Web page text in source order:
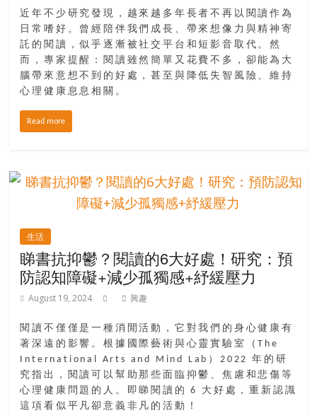
人
生
下
半
場，
銀
島
各
齡
銀
髮
的
大
人
們
結
伴
歷
險，
近年不少研究發現，越來越多年長者不再以閱讀作為
日常嗜好。曾經陪伴我們成長、帶來想像力與精神寄
託的閱讀，似乎逐漸被社交平台和短影音取代。然
而，專家提醒：閱讀雖然簡單又花費不多，卻能為大
腦帶來意想不到的好處，甚至與降低失智風險、維持
心理健康息息相關。
Read more
生活
睇書抗抑鬱？閱讀的6大好處！研究：預
防認知障礙+減少孤獨感+紓緩壓力
August 19, 2024 興趣
閱讀不僅僅是一種消閒活動，它對我們的身心健康有
著深遠的影響。根據國際藝術與心靈實驗室（The
International Arts and Mind Lab）2022 年的研
究指出，閱讀可以幫助那些面臨抑鬱、焦慮和悲傷等
心理健康問題的人。即睇閱讀的 6 大好處，重新認識
這項看似平凡卻意義非凡的活動！